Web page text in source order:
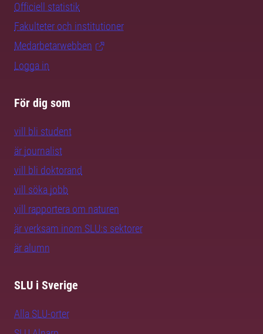
Officiell statistik
Fakulteter och institutioner
Medarbetarwebben
Logga in
För dig som
vill bli student
är journalist
vill bli doktorand
vill söka jobb
vill rapportera om naturen
är verksam inom SLU:s sektorer
är alumn
SLU i Sverige
Alla SLU-orter